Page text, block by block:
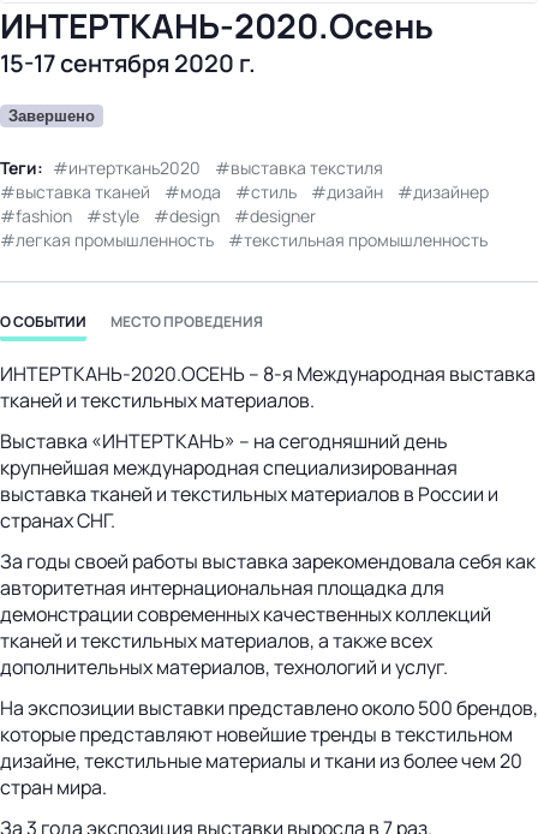
ИНТЕРТКАНЬ-2020.Осень
15-17 сентября 2020 г.
Завершено
Теги: интерткань2020
выставка текстиля
выставка тканей
мода стиль дизайн
дизайнер
fashion
style design
designer
легкая промышленность
текстильная промышленность
О СОБЫТИИ МЕСТО ПРОВЕДЕНИЯ
ИНТЕРТКАНЬ-2020.ОСЕНЬ – 8-я Международная выставка
тканей и текстильных материалов.
Выставка «ИНТЕРТКАНЬ» – на сегодняшний день
крупнейшая международная специализированная
выставка тканей и текстильных материалов в России и
странах СНГ.
За годы своей работы выставка зарекомендовала себя как
авторитетная интернациональная площадка для
демонстрации современных качественных коллекций
тканей и текстильных материалов, а также всех
дополнительных материалов, технологий и услуг.
На экспозиции выставки представлено около 500 брендов,
которые представляют новейшие тренды в текстильном
дизайне, текстильные материалы и ткани из более чем 20
стран мира.
За 3 года экспозиция выставки выросла в 7 раз.